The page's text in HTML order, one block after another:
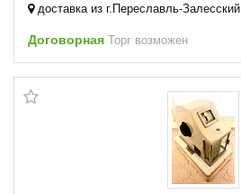
доставка из г.Переславль-Залесский
Договорная Торг возможен